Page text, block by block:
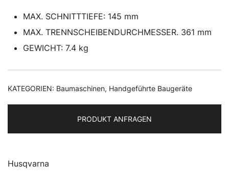
MAX. SCHNITTTIEFE: 145 mm
MAX. TRENNSCHEIBENDURCHMESSER. 361 mm
GEWICHT: 7.4 kg
KATEGORIEN: Baumaschinen, Handgeführte Baugeräte
PRODUKT ANFRAGEN
Husqvarna